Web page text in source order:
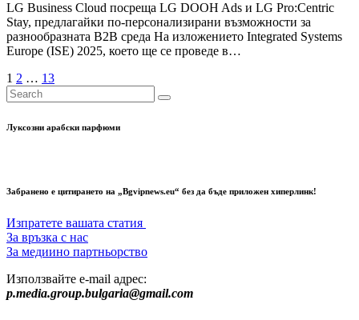
LG Business Cloud посреща LG DOOH Ads и LG Pro:Centric
Stay, предлагайки по-персонализирани възможности за
разнообразната B2B среда На изложението Integrated Systems
Europe (ISE) 2025, което ще се проведе в…
Разделяне
на
публикациите
1 2 … 13
Луксозни арабски парфюми
Забранено е цитирането на „Bgvipnews.eu“ без да бъде приложен хиперлинк!
Изпратете вашата статия
За връзка с нас
За медиино партньорство
Използвайте e-mail адрес:
p.media.group.bulgaria@gmail.com